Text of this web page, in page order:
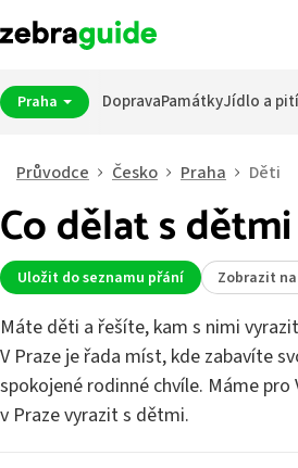
Praha DopravaPamátkyJídlo a pití
Průvodce Česko Praha Děti
Co dělat s
Uložit do seznamu přání Zobrazit
Máte děti a řešíte, kam s nimi
V Praze je řada míst, kde zabavíte
spokojené rodinné chvíle. Máme pro
v Praze vyrazit s dětmi.